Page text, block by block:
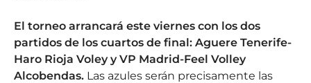
El torneo arrancará este viernes con los dos
partidos de los cuartos de final: Aguere Tenerife-
Haro Rioja Voley y VP Madrid-Feel Volley
Alcobendas. Las azules serán precisamente las